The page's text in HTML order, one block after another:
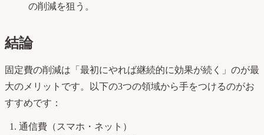
の削減を狙う。
結論
固定費の削減は「最初にやれば継続的に効果が続く」のが最
大のメリットです。以下の3つの領域から手をつけるのがお
すすめです：
通信費（スマホ・ネット）